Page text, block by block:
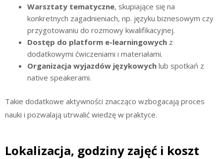
Warsztaty tematyczne, skupiające się na
konkretnych zagadnieniach, np. języku biznesowym czy
przygotowaniu do rozmowy kwalifikacyjnej.
Dostęp do platform e-learningowych z
dodatkowymi ćwiczeniami i materiałami.
Organizacja wyjazdów językowych lub spotkań z
native speakerami.
Takie dodatkowe aktywności znacząco wzbogacają proces
nauki i pozwalają utrwalić wiedzę w praktyce.
Lokalizacja, godziny zajęć i koszt